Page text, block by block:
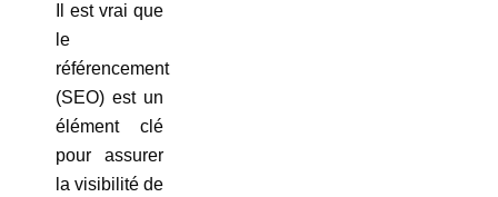
Il est vrai que
le
référencement
(SEO) est un
élément clé
pour assurer
la visibilité de